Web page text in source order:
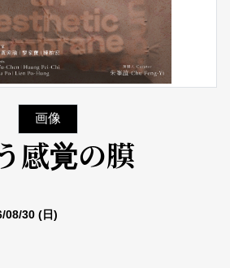
画像
感覚の膜
08/30 (日)